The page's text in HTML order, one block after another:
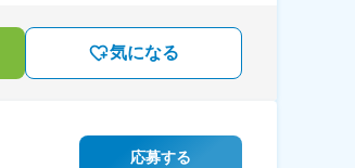
気になる
応募する